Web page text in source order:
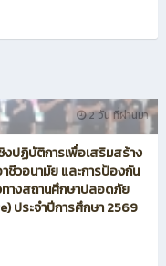
2 วัน ที่ผ่านมา